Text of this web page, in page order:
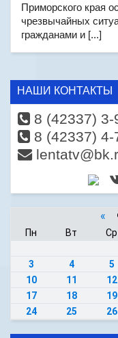
Приморского края
чрезвычайных
гражданами и [...]
НАШИ КОНТАКТЫ
8 (42337) 3-
8 (42337) 4-
«
Пн Вт Ср
3
4 5
10
11 12
17
18 19
24
25 26